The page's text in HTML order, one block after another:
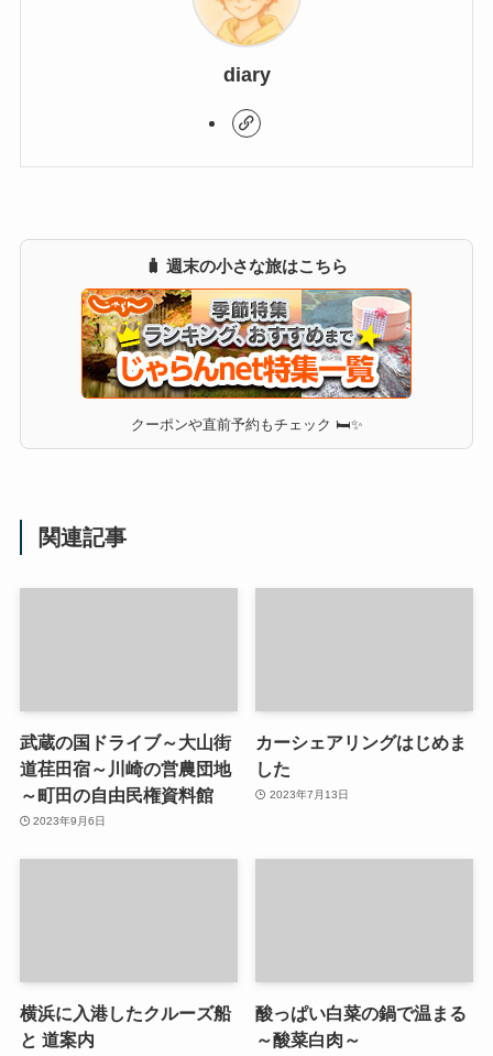
diary
🧳 週末の小さな旅はこちら
クーポンや直前予約もチェック 🛏✨
関連記事
武蔵の国ドライブ～大山街
道荏田宿～川崎の営農団地
～町田の自由民権資料館
2023年9月6日
カーシェアリングはじめま
した
2023年7月13日
横浜に入港したクルーズ船
と 道案内
酸っぱい白菜の鍋で温まる
～酸菜白肉～